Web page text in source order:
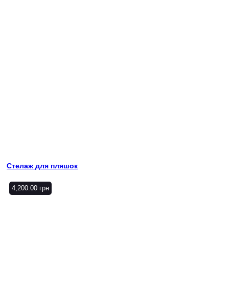
Стелаж для пляшок
4,200.00 грн